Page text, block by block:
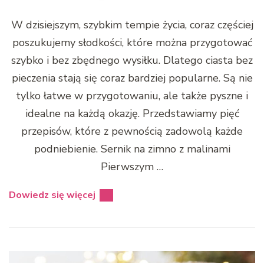
W dzisiejszym, szybkim tempie życia, coraz częściej
poszukujemy słodkości, które można przygotować
szybko i bez zbędnego wysiłku. Dlatego ciasta bez
pieczenia stają się coraz bardziej popularne. Są nie
tylko łatwe w przygotowaniu, ale także pyszne i
idealne na każdą okazję. Przedstawiamy pięć
przepisów, które z pewnością zadowolą każde
podniebienie. Sernik na zimno z malinami
Pierwszym …
Dowiedz się więcej